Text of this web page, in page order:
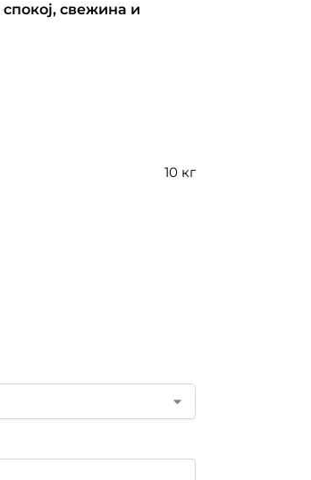
спокој, свежина и
10 кг